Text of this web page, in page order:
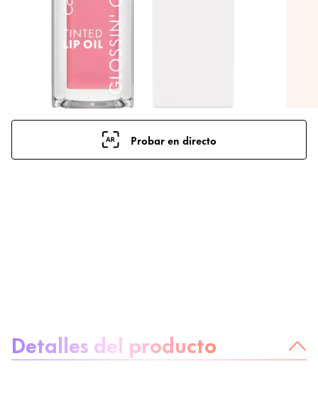
Probar en directo
Detalles del producto